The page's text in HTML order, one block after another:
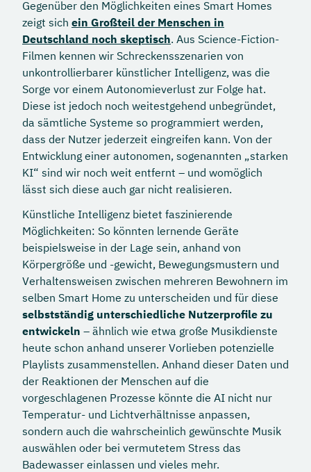
Gegenüber den Möglichkeiten eines Smart Homes
zeigt sich ein Großteil der Menschen in
Deutschland noch skeptisch. Aus Science-Fiction-
Filmen kennen wir Schreckensszenarien von
unkontrollierbarer künstlicher Intelligenz, was die
Sorge vor einem Autonomieverlust zur Folge hat.
Diese ist jedoch noch weitestgehend unbegründet,
da sämtliche Systeme so programmiert werden,
dass der Nutzer jederzeit eingreifen kann. Von der
Entwicklung einer autonomen, sogenannten „starken
KI“ sind wir noch weit entfernt – und womöglich
lässt sich diese auch gar nicht realisieren.
Künstliche Intelligenz bietet faszinierende
Möglichkeiten: So könnten lernende Geräte
beispielsweise in der Lage sein, anhand von
Körpergröße und -gewicht, Bewegungsmustern und
Verhaltensweisen zwischen mehreren Bewohnern im
selben Smart Home zu unterscheiden und für diese
selbstständig unterschiedliche Nutzerprofile zu
entwickeln – ähnlich wie etwa große Musikdienste
heute schon anhand unserer Vorlieben potenzielle
Playlists zusammenstellen. Anhand dieser Daten und
der Reaktionen der Menschen auf die
vorgeschlagenen Prozesse könnte die AI nicht nur
Temperatur- und Lichtverhältnisse anpassen,
sondern auch die wahrscheinlich gewünschte Musik
auswählen oder bei vermutetem Stress das
Badewasser einlassen und vieles mehr.